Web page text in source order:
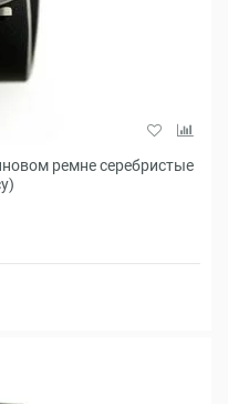
ремне серебристые